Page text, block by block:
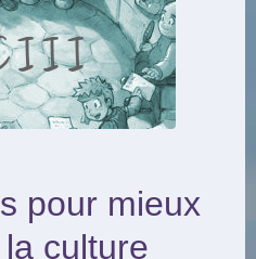
pour mieux
culture